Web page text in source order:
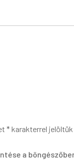
* karakterrel jelöltük
a